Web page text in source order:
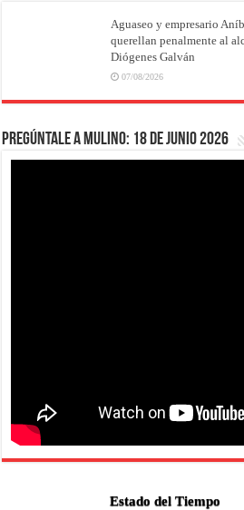
Aguaseo y empresario
querellan penalmente al
Diógenes Galván
07/08/2026
Pregúntale a Mulino: 18 de junio 2026
Estado del Tiempo